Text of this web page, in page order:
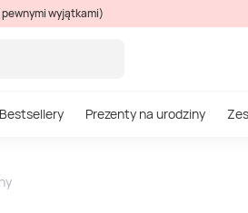
pewnymi wyjątkami)
Bestsellery Prezenty na urodziny